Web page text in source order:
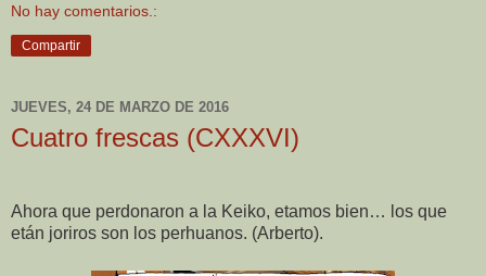
No hay comentarios.:
Compartir
JUEVES, 24 DE MARZO DE 2016
Cuatro frescas (CXXXVI)
Ahora que perdonaron a la Keiko, etamos bien… los que
etán joriros son los perhuanos. (Arberto).